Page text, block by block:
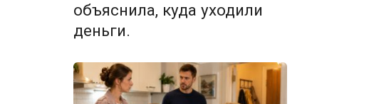
объяснила, куда уходили
деньги.